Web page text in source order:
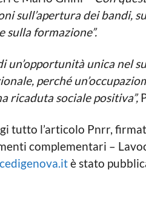
sull’apertura dei bandi,
sulla formazione”.
un’opportunità unica nel
perché
ricaduta sociale positiva”,
tutto l’articolo Pnrr,
complementari –
è stato